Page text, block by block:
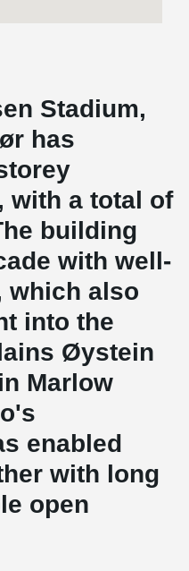
Stadium,
has
with a total of
building
with well-
which also
into the
Øystein
Marlow
enabled
with long
open